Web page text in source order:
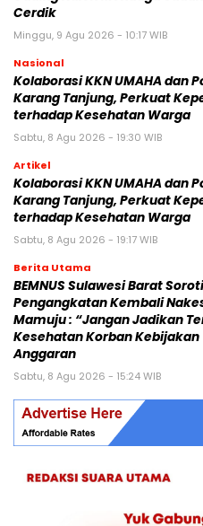
Cerdik
Minggu, 9 Agu 2026 - 10:17 WIB
Nasional
Kolaborasi KKN UMAHA dan
Karang Tanjung, Perkuat
terhadap Kesehatan Warga
Sabtu, 8 Agu 2026 - 19:30 WIB
Artikel
Kolaborasi KKN UMAHA dan
Karang Tanjung, Perkuat
terhadap Kesehatan Warga
Sabtu, 8 Agu 2026 - 19:17 WIB
Berita Utama
BEMNUS Sulawesi Barat
Pengangkatan Kembali
Mamuju : “Jangan Jadikan
Kesehatan Korban Kebijakan
Anggaran
Sabtu, 8 Agu 2026 - 15:24 WIB